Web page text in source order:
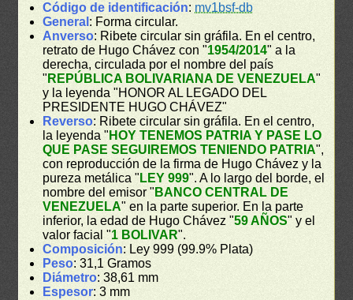
Código de identificación: mv1bsf-db
General : Forma circular.
Anverso: Ribete circular sin gráfila. En el centro,
retrato de Hugo Chávez con "1954/2014" a la
derecha, circulada por el nombre del país
" REPÚBLICA BOLIVARIANA DE VENEZUELA"
y la leyenda "HONOR AL LEGADO DEL
PRESIDENTE HUGO CHÁVEZ"
Reverso: Ribete circular sin gráfila. En el centro,
la leyenda " HOY TENEMOS PATRIA Y PASE LO
QUE PASE SEGUIREMOS TENIENDO PATRIA",
con reproducción de la firma de Hugo Chávez y la
pureza metálica " LEY 999". A lo largo del borde, el
nombre del emisor " BANCO CENTRAL DE
VENEZUELA" en la parte superior. En la parte
inferior, la edad de Hugo Chávez "59 AÑOS" y el
valor facial "1 BOLIVAR".
Composición: Ley 999 (99.9% Plata)
Peso: 31,1 Gramos
Diámetro: 38,61 mm
Espesor: 3 mm